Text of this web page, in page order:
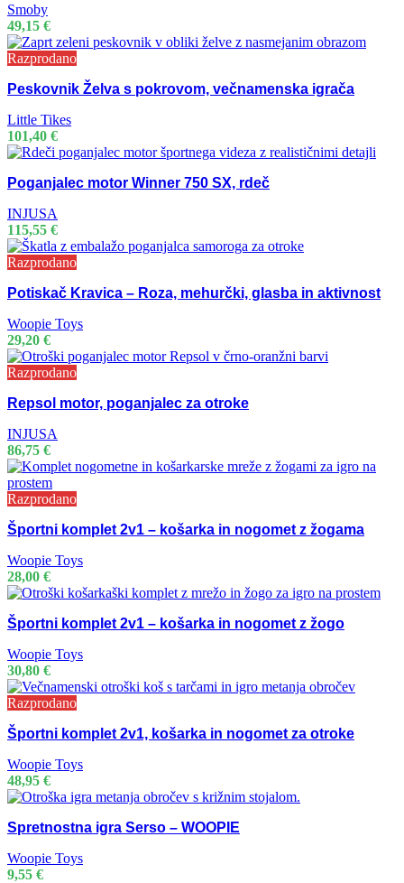
Smoby
49,15 €
Razprodano
Peskovnik Želva s pokrovom, večnamenska igrača
Little Tikes
101,40 €
Poganjalec motor Winner 750 SX, rdeč
INJUSA
115,55 €
Razprodano
Potiskač Kravica – Roza, mehurčki, glasba in aktivnost
Woopie Toys
29,20 €
Razprodano
Repsol motor, poganjalec za otroke
INJUSA
86,75 €
Razprodano
Športni komplet 2v1 – košarka in nogomet z žogama
Woopie Toys
28,00 €
Športni komplet 2v1 – košarka in nogomet z žogo
Woopie Toys
30,80 €
Razprodano
Športni komplet 2v1, košarka in nogomet za otroke
Woopie Toys
48,95 €
Spretnostna igra Serso – WOOPIE
Woopie Toys
9,55 €